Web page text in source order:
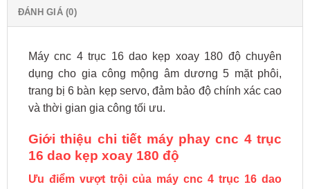
ĐÁNH GIÁ (0)
Máy cnc 4 trục 16 dao kẹp xoay 180 độ chuyên
dụng cho gia công mộng âm dương 5 mặt phôi,
trang bị 6 bàn kẹp servo, đảm bảo độ chính xác cao
và thời gian gia công tối ưu.
Giới thiệu chi tiết máy phay cnc 4 trục
16 dao kẹp xoay 180 độ
Ưu điểm vượt trội của máy cnc 4 trục 16 dao